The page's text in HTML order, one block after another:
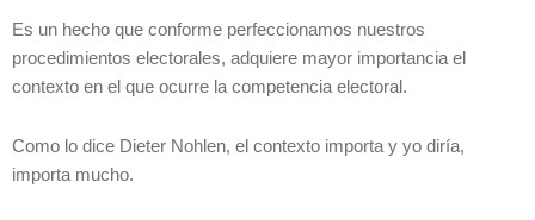
Es un hecho que conforme perfeccionamos nuestros
procedimientos electorales, adquiere mayor importancia el
contexto en el que ocurre la competencia electoral.
Como lo dice Dieter Nohlen, el contexto importa y yo diría,
importa mucho.